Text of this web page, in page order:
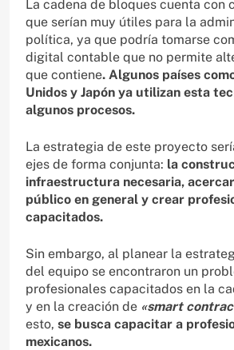
La cadena de bloques cuenta con
que serían muy útiles para la
política, ya que podría tomarse
digital contable que no permite
que contiene. Algunos países
Unidos y Japón ya utilizan esta
algunos procesos.
La estrategia de este proyecto
ejes de forma conjunta: la
infraestructura necesaria,
público en general y crear
capacitados.
Sin embargo, al planear la
del equipo se encontraron un
profesionales capacitados en la
y en la creación de «smart
esto, se busca capacitar a
mexicanos.